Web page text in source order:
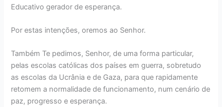
Educativo gerador de esperança.
Por estas intenções, oremos ao Senhor.
Também Te pedimos, Senhor, de uma forma particular,
pelas escolas católicas dos países em guerra, sobretudo
as escolas da Ucrânia e de Gaza, para que rapidamente
retomem a normalidade de funcionamento, num cenário de
paz, progresso e esperança.